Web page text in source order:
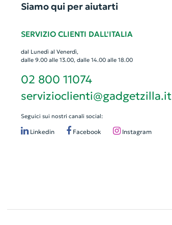
Siamo qui per aiutarti
SERVIZIO CLIENTI DALL'ITALIA
dal Lunedì al Venerdì,
dalle 9.00 alle 13.00, dalle 14.00 alle 18.00
02 800 11074
servizioclienti@gadgetzilla.it
Seguici sui nostri canali social:
Linkedin Facebook Instagram